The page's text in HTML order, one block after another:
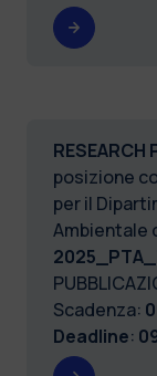
RESEARCH
posizione
per il
Ambientale
Scadenza:
Deadline: